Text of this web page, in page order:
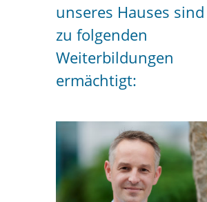
unseres Hauses sind
zu folgenden
Weiterbildungen
ermächtigt: